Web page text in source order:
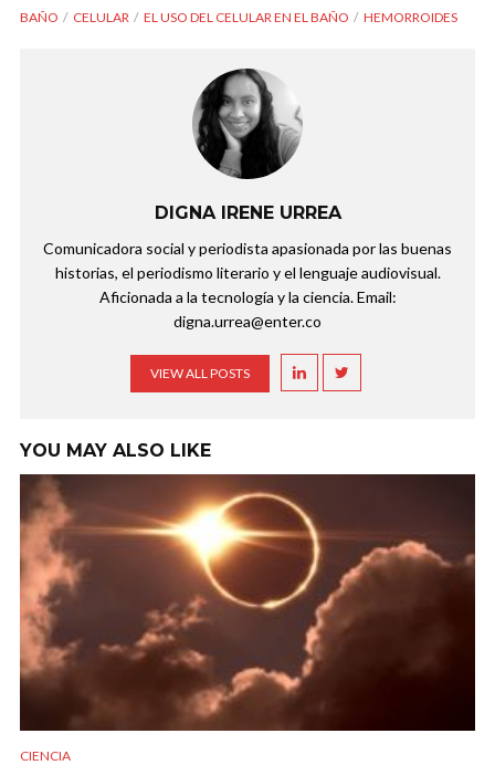
BAÑO CELULAR EL USO DEL CELULAR EN EL BAÑO HEMORROIDES
DIGNA IRENE URREA
Comunicadora social y periodista apasionada por las buenas
historias, el periodismo literario y el lenguaje audiovisual.
Aficionada a la tecnología y la ciencia. Email:
digna.urrea@enter.co
VIEW ALL POSTS
YOU MAY ALSO LIKE
CIENCIA